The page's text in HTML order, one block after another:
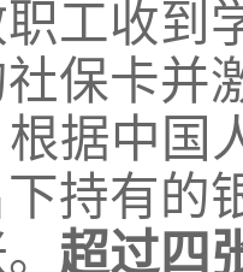
工收到
保卡并
根据中
持有的
超过四